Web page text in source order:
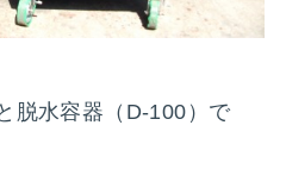
水容器（D-100）で